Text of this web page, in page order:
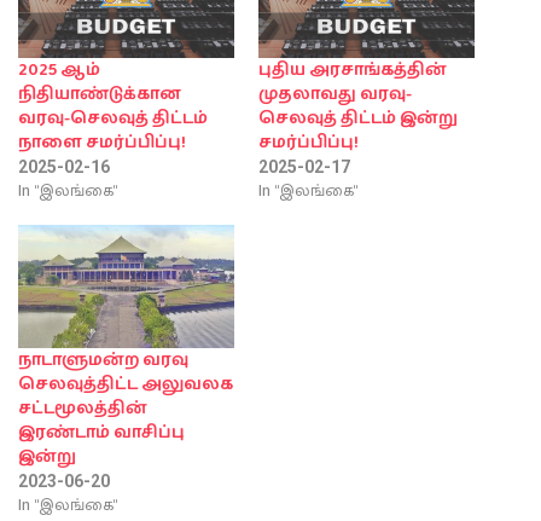
2025 ஆம்
நிதியாண்டுக்கான
வரவு-செலவுத் திட்டம்
நாளை சமர்ப்பிப்பு!
2025-02-16
In "இலங்கை"
புதிய அரசாங்கத்தின்
முதலாவது வரவு-
செலவுத் திட்டம் இன்று
சமர்ப்பிப்பு!
2025-02-17
In "இலங்கை"
நாடாளுமன்ற வரவு
செலவுத்திட்ட அலுவலக
சட்டமூலத்தின்
இரண்டாம் வாசிப்பு
இன்று
2023-06-20
In "இலங்கை"